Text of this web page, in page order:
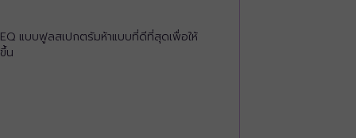
แบบฟูลสเปกตรัมห้าแบบที่ดีที่สุดเพื่อให้
น